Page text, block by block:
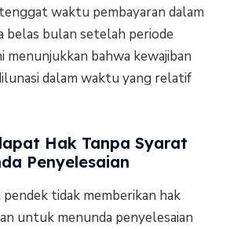
waktu pembayaran dalam
belas bulan setelah periode
menunjukkan bahwa kewajiban
dalam waktu yang relatif
Hak Tanpa Syarat
Penyelesaian
pendek tidak memberikan hak
untuk menunda penyelesaian